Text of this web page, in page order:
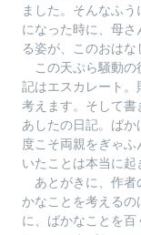
ました。そんなふ
になった時に、母
る姿が、このおはな
この天ぷら騒動の
記はエスカレート
考えます。そして書
あしたの日記。ば
度こそ両親をぎゃ
いたことは本当に起
あとがきに、作者
かなことを考える
に、ばかなことを百